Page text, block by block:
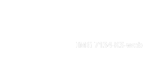
IMG 7134-KS-web